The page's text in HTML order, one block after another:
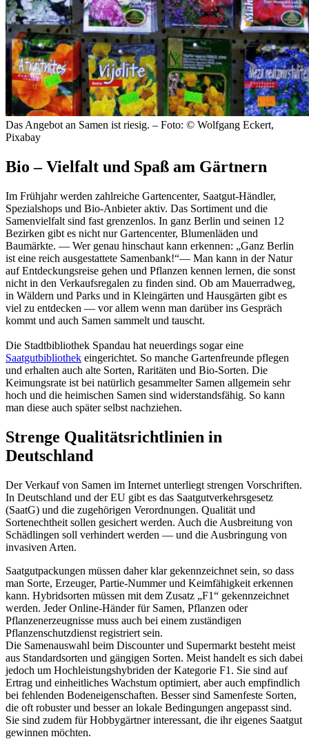
Das Angebot an Samen ist riesig. – Foto: © Wolfgang Eckert,
Pixabay
Bio – Vielfalt und Spaß am Gärtnern
Im Frühjahr werden zahlreiche Gartencenter, Saatgut-Händler,
Spezialshops und Bio-Anbieter aktiv. Das Sortiment und die
Samenvielfalt sind fast grenzenlos. In ganz Berlin und seinen 12
Bezirken gibt es nicht nur Gartencenter, Blumenläden und
Baumärkte. — Wer genau hinschaut kann erkennen: „Ganz Berlin
ist eine reich ausgestattete Samenbank!“— Man kann in der Natur
auf Entdeckungsreise gehen und Pflanzen kennen lernen, die sonst
nicht in den Verkaufsregalen zu finden sind. Ob am Mauerradweg,
in Wäldern und Parks und in Kleingärten und Hausgärten gibt es
viel zu entdecken — vor allem wenn man darüber ins Gespräch
kommt und auch Samen sammelt und tauscht.
Die Stadtbibliothek Spandau hat neuerdings sogar eine
Saatgutbibliothek eingerichtet. So manche Gartenfreunde pflegen
und erhalten auch alte Sorten, Raritäten und Bio-Sorten. Die
Keimungsrate ist bei natürlich gesammelter Samen allgemein sehr
hoch und die heimischen Samen sind widerstandsfähig. So kann
man diese auch später selbst nachziehen.
Strenge Qualitätsrichtlinien in
Deutschland
Der Verkauf von Samen im Internet unterliegt strengen Vorschriften.
In Deutschland und der EU gibt es das Saatgutverkehrsgesetz
(SaatG) und die zugehörigen Verordnungen. Qualität und
Sortenechtheit sollen gesichert werden. Auch die Ausbreitung von
Schädlingen soll verhindert werden — und die Ausbringung von
invasiven Arten.
Saatgutpackungen müssen daher klar gekennzeichnet sein, so dass
man Sorte, Erzeuger, Partie-Nummer und Keimfähigkeit erkennen
kann. Hybridsorten müssen mit dem Zusatz „F1“ gekennzeichnet
werden. Jeder Online-Händer für Samen, Pflanzen oder
Pflanzenerzeugnisse muss auch bei einem zuständigen
Pflanzenschutzdienst registriert sein.
Die Samenauswahl beim Discounter und Supermarkt besteht meist
aus Standardsorten und gängigen Sorten. Meist handelt es sich dabei
jedoch um Hochleistungshybriden der Kategorie F1. Sie sind auf
Ertrag und einheitliches Wachstum optimiert, aber auch empfindlich
bei fehlenden Bodeneigenschaften. Besser sind Samenfeste Sorten,
die oft robuster und besser an lokale Bedingungen angepasst sind.
Sie sind zudem für Hobbygärtner interessant, die ihr eigenes Saatgut
gewinnen möchten.